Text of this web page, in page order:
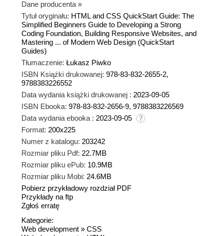
Dane producenta »
Tytuł oryginału: HTML and CSS QuickStart Guide: The
Simplified Beginners Guide to Developing a Strong
Coding Foundation, Building Responsive Websites, and
Mastering ... of Modern Web Design (QuickStart
Guides)
Tłumaczenie: Łukasz Piwko
ISBN Książki drukowanej: 978-83-832-2655-2,
9788383226552
Data wydania książki drukowanej : 2023-09-05
ISBN Ebooka: 978-83-832-2656-9, 9788383226569
Data wydania ebooka : 2023-09-05
Format: 200x225
Numer z katalogu: 203242
Rozmiar pliku Pdf: 22.7MB
Rozmiar pliku ePub: 10.9MB
Rozmiar pliku Mobi: 24.6MB
Pobierz przykładowy rozdział PDF
Przykłady na ftp
Zgłoś erratę
Kategorie:
Web development » CSS